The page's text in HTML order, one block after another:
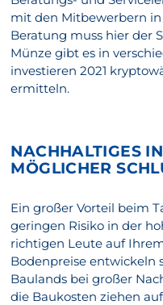
mit den Mitbewerbern
Beratung muss hier der
Münze gibt es in
investieren 2021
ermitteln.
NACHHALTIGES
MÖGLICHER
Ein großer Vorteil beim
geringen Risiko in der
richtigen Leute auf
Bodenpreise entwickeln
Baulands bei großer
die Baukosten ziehen